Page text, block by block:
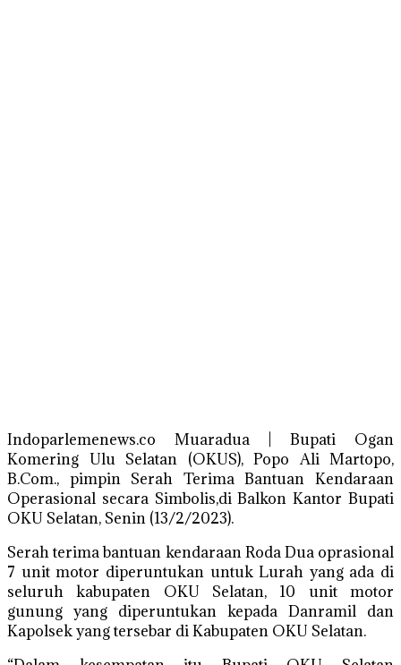
Indoparlemenews.co Muaradua | Bupati Ogan
Komering Ulu Selatan (OKUS), Popo Ali Martopo,
B.Com., pimpin Serah Terima Bantuan Kendaraan
Operasional secara Simbolis,di Balkon Kantor Bupati
OKU Selatan, Senin (13/2/2023).
Serah terima bantuan kendaraan Roda Dua oprasional
7 unit motor diperuntukan untuk Lurah yang ada di
seluruh kabupaten OKU Selatan, 10 unit motor
gunung yang diperuntukan kepada Danramil dan
Kapolsek yang tersebar di Kabupaten OKU Selatan.